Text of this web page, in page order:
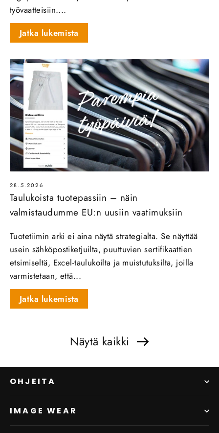
työvaatteisiin....
Jatka lukemista
28.5.2026
Taulukoista tuotepassiin – näin
valmistaudumme EU:n uusiin vaatimuksiin
Tuotetiimin arki ei aina näytä strategialta. Se näyttää
usein sähköpostiketjuilta, puuttuvien sertifikaattien
etsimiseltä, Excel-taulukoilta ja muistutuksilta, joilla
varmistetaan, että...
Jatka lukemista
Näytä kaikki
OHJEITA
IMAGE WEAR